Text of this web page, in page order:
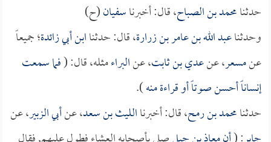
حدثنامحمد بن الصباح، قال: أخبرناسفيان(ح)
وحدثناعبد الله بن عامر بن زرارة، قال: حدثناابن أبي زائدة؛ جميعاً
عنمسعر، عنعدي بن ثابت، عنالبراءمثله، قال: (فما سمعت
إنساناً أحسن صوتاً أو قراءة منه).
حدثنامحمد بن رمح، قال: أخبرناالليث بن سعد، عنأبي الزبير، عن